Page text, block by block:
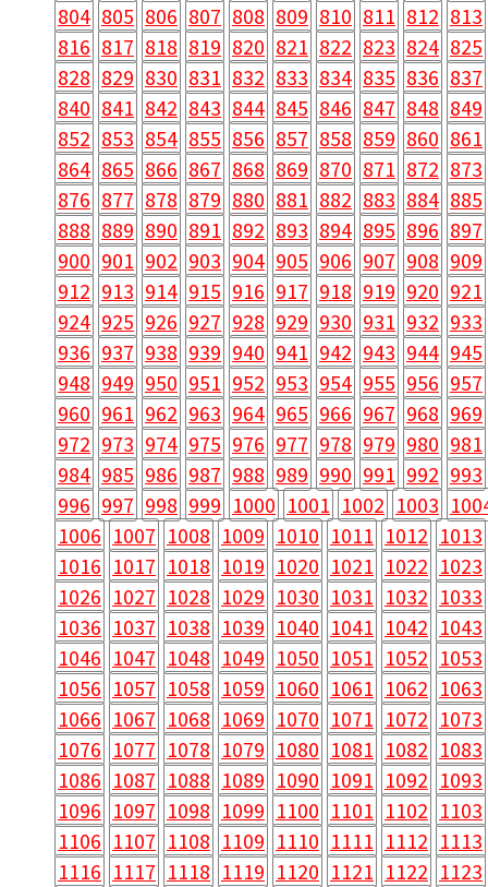
804 805 806 807 808 809 810 811 812 813
816 817 818 819 820 821 822 823 824 825
828 829 830 831 832 833 834 835 836 837
840 841 842 843 844 845 846 847 848 849
852 853 854 855 856 857 858 859 860 861
864 865 866 867 868 869 870 871 872 873
876 877 878 879 880 881 882 883 884 885
888 889 890 891 892 893 894 895 896 897
900 901 902 903 904 905 906 907 908 909
912 913 914 915 916 917 918 919 920 921
924 925 926 927 928 929 930 931 932 933
936 937 938 939 940 941 942 943 944 945
948 949 950 951 952 953 954 955 956 957
960 961 962 963 964 965 966 967 968 969
972 973 974 975 976 977 978 979 980 981
984 985 986 987 988 989 990 991 992 993
996 997 998 999 1000 1001 1002 1003
1006 1007 1008 1009 1010 1011 1012 1013
1016 1017 1018 1019 1020 1021 1022 1023
1026 1027 1028 1029 1030 1031 1032 1033
1036 1037 1038 1039 1040 1041 1042 1043
1046 1047 1048 1049 1050 1051 1052 1053
1056 1057 1058 1059 1060 1061 1062 1063
1066 1067 1068 1069 1070 1071 1072 1073
1076 1077 1078 1079 1080 1081 1082 1083
1086 1087 1088 1089 1090 1091 1092 1093
1096 1097 1098 1099 1100 1101 1102 1103
1106 1107 1108 1109 1110 1111 1112 1113
1116 1117 1118 1119 1120 1121 1122 1123